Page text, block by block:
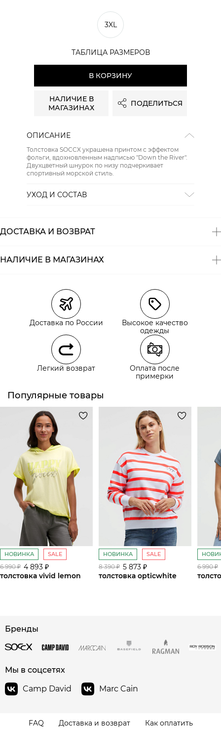
3XL
ТАБЛИЦА РАЗМЕРОВ
В КОРЗИНУ
НАЛИЧИЕ В
МАГАЗИНАХ
ПОДЕЛИТЬСЯ
ОПИСАНИЕ
Толстовка SOCCX украшена принтом с эффектом
фольги, вдохновленным надписью "Down the River".
Двухцветный шнурок по низу подчеркивает
спортивный морской стиль.
УХОД И СОСТАВ
ДОСТАВКА И ВОЗВРАТ
Курьерская доставка СДЭК
Самовывоз из пункта выдачи СДЭК
Самовывоз из наших магазинов
Курьерская доставка СДЭК
Самовывоз из пункта выдачи СДЭК
НАЛИЧИЕ В МАГАЗИНАХ
Доставка по России
Высокое качество
одежды
Легкий возврат
Оплата после
примерки
Популярные товары
НОВИНКА SALE
6 990 ₽ 4 893 ₽
толстовка vivid lemon
НОВИНКА SALE
8 390 ₽ 5 873 ₽
толстовка opticwhite
6 990 ₽
Бренды
Мы в соцсетях
Camp David
Marc Cain
FAQ Доставка и возврат Как оплатить